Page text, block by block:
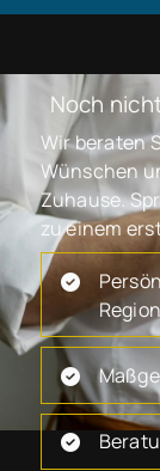
Noch
Wir beraten
Wünschen
Zuhause.
zu einem